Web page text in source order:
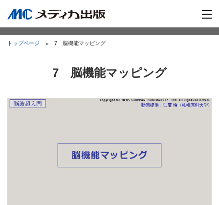
トップページ 7 脳機能マッピング
7 脳機能マッピング